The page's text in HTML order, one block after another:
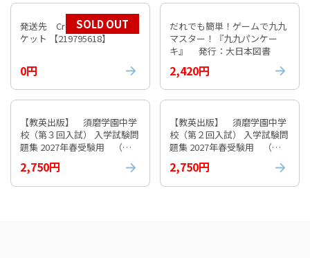
発送先 Croatia 国際エアパ
ケット 【219795618】
0円
SOLD OUT
だれでも簡単！ゲームで九九
マスター！『九九パンケー
キ』 発行：大日本図書
2,420円
【教英出版】 須磨学園中学
校（第３回入試） 入学試験問
題集 2027年春受験用 （※
お取り寄せ商品）
2,750円
【教英出版】 須磨学園中学
校（第２回入試） 入学試験問
題集 2027年春受験用 （※
お取り寄せ商品）
2,750円